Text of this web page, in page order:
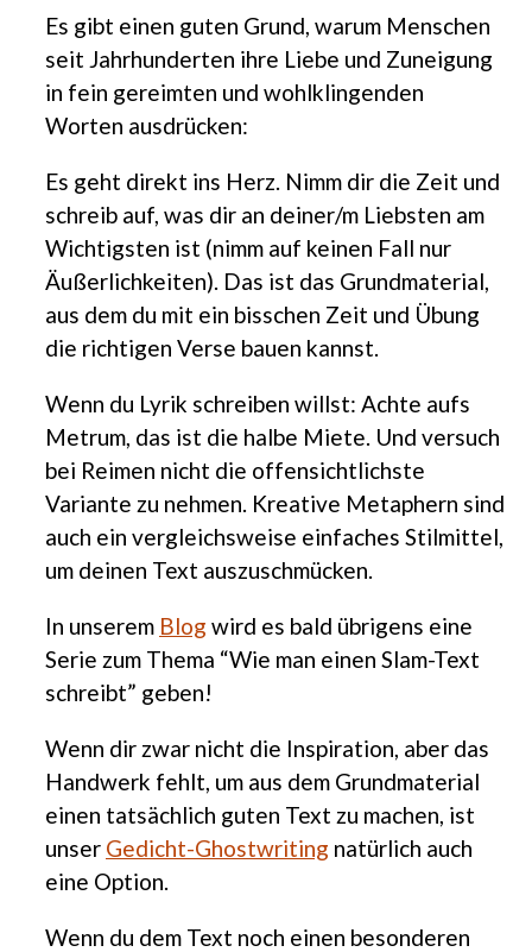
Es gibt einen guten Grund, warum Menschen
seit Jahrhunderten ihre Liebe und Zuneigung
in fein gereimten und wohlklingenden
Worten ausdrücken:
Es geht direkt ins Herz. Nimm dir die Zeit und
schreib auf, was dir an deiner/m Liebsten am
Wichtigsten ist (nimm auf keinen Fall nur
Äußerlichkeiten). Das ist das Grundmaterial,
aus dem du mit ein bisschen Zeit und Übung
die richtigen Verse bauen kannst.
Wenn du Lyrik schreiben willst: Achte aufs
Metrum, das ist die halbe Miete. Und versuch
bei Reimen nicht die offensichtlichste
Variante zu nehmen. Kreative Metaphern sind
auch ein vergleichsweise einfaches Stilmittel,
um deinen Text auszuschmücken.
In unserem Blog wird es bald übrigens eine
Serie zum Thema “Wie man einen Slam-Text
schreibt” geben!
Wenn dir zwar nicht die Inspiration, aber das
Handwerk fehlt, um aus dem Grundmaterial
einen tatsächlich guten Text zu machen, ist
unser Gedicht-Ghostwriting natürlich auch
eine Option.
Wenn du dem Text noch einen besonderen